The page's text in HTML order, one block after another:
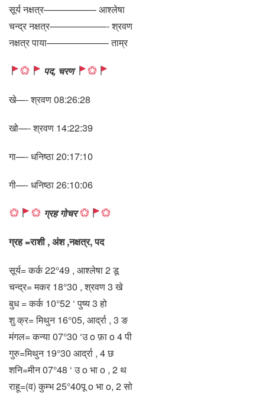
सूर्य नक्षत्र—————– आश्लेषा
चन्द्र नक्षत्र——————- श्रवण
नक्षत्र पाया——————– ताम्र
पद, चरण
खे—- श्रवण 08:26:28
खो—- श्रवण 14:22:39
गा—- धनिष्ठा 20:17:10
गी—- धनिष्ठा 26:10:06
ग्रह गोचर
ग्रह =राशी , अंश ,नक्षत्र, पद
सूर्य= कर्क 22°49 , आश्लेषा 2 डू
चन्द्र= मकर 18°30 , श्रवण 3 खे
बुध = कर्क 10°52 ‘ पुष्य 3 हो
शु क्र= मिथुन 16°05, आर्द्रा , 3 ङ
मंगल= कन्या 07°30 ‘उ o फ़ा o 4 पी
गुरु=मिथुन 19°30 आर्द्रा , 4 छ
शनि=मीन 07°48 ‘ उ o भा o , 2 थ
राहू=(व) कुम्भ 25°40पू o भा o, 2 सो